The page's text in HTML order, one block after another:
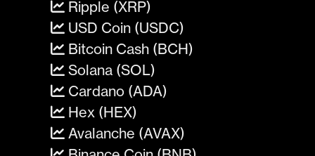
Ripple (XRP)
USD Coin (USDC)
Bitcoin Cash (BCH)
Solana (SOL)
Cardano (ADA)
Hex (HEX)
Avalanche (AVAX)